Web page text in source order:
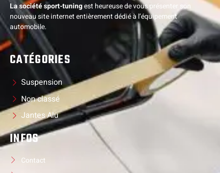
La société sport-tuningest heureuse de vous présenter son
nouveau site internet entièrement dédié à l’équipement
automobile.
CATÉGORIES
Suspension
Non classé
Jantes Alu
INFOS
Contact